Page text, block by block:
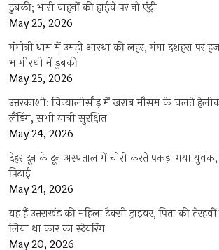
डुबकी; भारी वाहनों की हाईवे पर नो एंट्री
May 25, 2026
गंगोत्री धाम में उमड़ी आस्था की लहर, गंगा दशहरा पर
भागीरथी में डुबकी
May 25, 2026
उत्तरकाशी: चिन्यालीसौड़ में खराब मौसम के चलते
लैंडिंग, सभी यात्री सुरक्षित
May 24, 2026
देहरादून के दून अस्पताल में चोरी करते पकड़ा गया युवक,
पिटाई
May 24, 2026
यह हैं उत्तराखंड की महिला टैक्सी ड्राइवर, पिता की
लिया था कार का स्टेयरिंग
May 20, 2026